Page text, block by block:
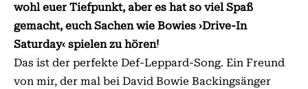
wohl euer Tiefpunkt, aber es hat so viel Spaß
gemacht, euch Sachen wie Bowies ›Drive-In
Saturday‹ spielen zu hören!
Das ist der perfekte Def-Leppard-Song. Ein Freund
von mir, der mal bei David Bowie Backingsänger